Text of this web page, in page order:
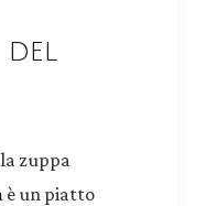
del
zuppa
è un piatto